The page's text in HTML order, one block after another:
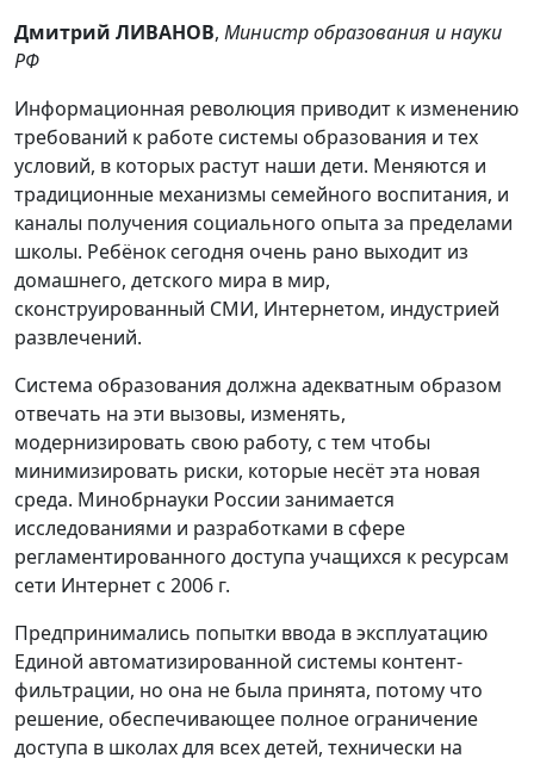
Дмитрий ЛИВАНОВ, Министр образования и науки
РФ
Информационная революция приводит к изменению
требований к работе системы образования и тех
условий, в которых растут наши дети. Меняются и
традиционные механизмы семейного воспитания, и
каналы получения социального опыта за пределами
школы. Ребёнок сегодня очень рано выходит из
домашнего, детского мира в мир,
сконструированный СМИ, Интернетом, индустрией
развлечений.
Система образования должна адекватным образом
отвечать на эти вызовы, изменять,
модернизировать свою работу, с тем чтобы
минимизировать риски, которые несёт эта новая
среда. Минобрнауки России занимается
исследованиями и разработками в сфере
регламентированного доступа учащихся к ресурсам
сети Интернет с 2006 г.
Предпринимались попытки ввода в эксплуатацию
Единой автоматизированной системы контент-
фильтрации, но она не была принята, потому что
решение, обеспечивающее полное ограничение
доступа в школах для всех детей, технически на